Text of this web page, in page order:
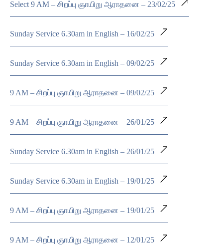
Select 9 AM – சிறப்பு ஞாயிறு ஆராதனை – 23/02/25
Sunday Service 6.30am in English – 16/02/25
Sunday Service 6.30am in English – 09/02/25
9 AM – சிறப்பு ஞாயிறு ஆராதனை – 09/02/25
9 AM – சிறப்பு ஞாயிறு ஆராதனை – 26/01/25
Sunday Service 6.30am in English – 26/01/25
Sunday Service 6.30am in English – 19/01/25
9 AM – சிறப்பு ஞாயிறு ஆராதனை – 19/01/25
9 AM – சிறப்பு ஞாயிறு ஆராதனை – 12/01/25